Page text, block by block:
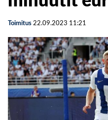
Toimitus 22.09.2023 11:21